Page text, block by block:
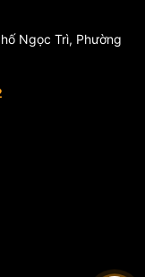
Ngọc Trì, Phường